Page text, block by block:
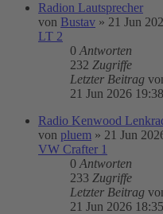
Radion Lautsprecher
von Bustav » 21 Jun
LT 2
0 Antworten
232 Zugriffe
Letzter Beitrag
21 Jun 2026 19:38
Radio Kenwood
von pluem » 21 Jun
VW Crafter 1
0 Antworten
233 Zugriffe
Letzter Beitrag
21 Jun 2026 18:35